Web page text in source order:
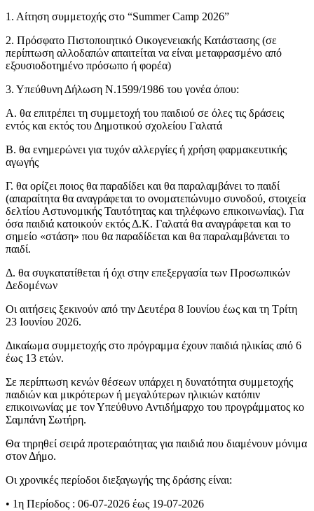
1. Αίτηση συμμετοχής στο “Summer Camp 2026”
2. Πρόσφατο Πιστοποιητικό Οικογενειακής Κατάστασης (σε
περίπτωση αλλοδαπών απαιτείται να είναι μεταφρασμένο από
εξουσιοδοτημένο πρόσωπο ή φορέα)
3. Υπεύθυνη Δήλωση Ν.1599/1986 του γονέα όπου:
Α. θα επιτρέπει τη συμμετοχή του παιδιού σε όλες τις δράσεις
εντός και εκτός του Δημοτικού σχολείου Γαλατά
Β. θα ενημερώνει για τυχόν αλλεργίες ή χρήση φαρμακευτικής
αγωγής
Γ. θα ορίζει ποιος θα παραδίδει και θα παραλαμβάνει το παιδί
(απαραίτητα θα αναγράφεται το ονοματεπώνυμο συνοδού, στοιχεία
δελτίου Αστυνομικής Ταυτότητας και τηλέφωνο επικοινωνίας). Για
όσα παιδιά κατοικούν εκτός Δ.Κ. Γαλατά θα αναγράφεται και το
σημείο «στάση» που θα παραδίδεται και θα παραλαμβάνεται το
παιδί.
Δ. θα συγκατατίθεται ή όχι στην επεξεργασία των Προσωπικών
Δεδομένων
Oι αιτήσεις ξεκινούν από την Δευτέρα 8 Ιουνίου έως και τη Τρίτη
23 Ιουνίου 2026.
Δικαίωμα συμμετοχής στο πρόγραμμα έχουν παιδιά ηλικίας από 6
έως 13 ετών.
Σε περίπτωση κενών θέσεων υπάρχει η δυνατότητα συμμετοχής
παιδιών και μικρότερων ή μεγαλύτερων ηλικιών κατόπιν
επικοινωνίας με τον Υπεύθυνο Αντιδήμαρχο του προγράμματος κο
Σαμπάνη Σωτήρη.
Θα τηρηθεί σειρά προτεραιότητας για παιδιά που διαμένουν μόνιμα
στον Δήμο.
Οι χρονικές περίοδοι διεξαγωγής της δράσης είναι:
• 1η Περίοδος : 06-07-2026 έως 19-07-2026